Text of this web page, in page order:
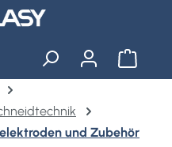
und Zubehör